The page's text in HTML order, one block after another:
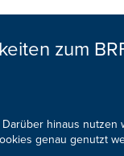
zum
hinaus
genau genutzt